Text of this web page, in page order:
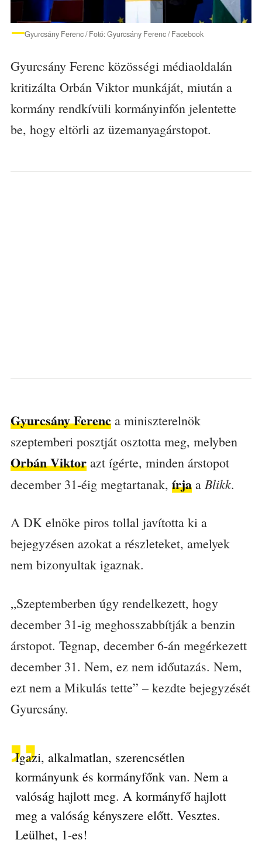
Gyurcsány Ferenc / Fotó: Gyurcsány Ferenc / Facebook
Gyurcsány Ferenc közösségi médiaoldalán
kritizálta Orbán Viktor munkáját, miután a
kormány rendkívüli kormányinfón jelentette
be, hogy eltörli az üzemanyagárstopot.
Gyurcsány Ferenca miniszterelnök
szeptemberi posztját osztotta meg, melyben
Orbán Viktorazt ígérte, minden árstopot
december 31-éig megtartanak, írjaa Blikk.
A DK elnöke piros tollal javította ki a
bejegyzésen azokat a részleteket, amelyek
nem bizonyultak igaznak.
„Szeptemberben úgy rendelkezett, hogy
december 31-ig meghosszabbítják a benzin
árstopot. Tegnap, december 6-án megérkezett
december 31. Nem, ez nem időutazás. Nem,
ezt nem a Mikulás tette” – kezdte bejegyzését
Gyurcsány.
Igazi, alkalmatlan, szerencsétlen
kormányunk és kormányfőnk van. Nem a
valóság hajlott meg. A kormányfő hajlott
meg a valóság kényszere előtt. Vesztes.
Leülhet, 1-es!